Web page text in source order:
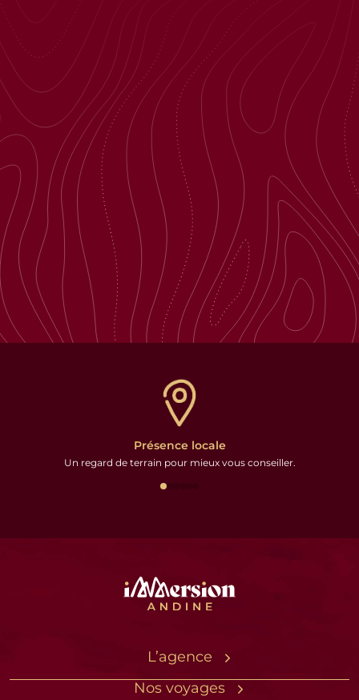
Présence locale
Un regard de terrain pour mieux vous conseiller.
L’agence
L’équipe sur place
Nos voyages